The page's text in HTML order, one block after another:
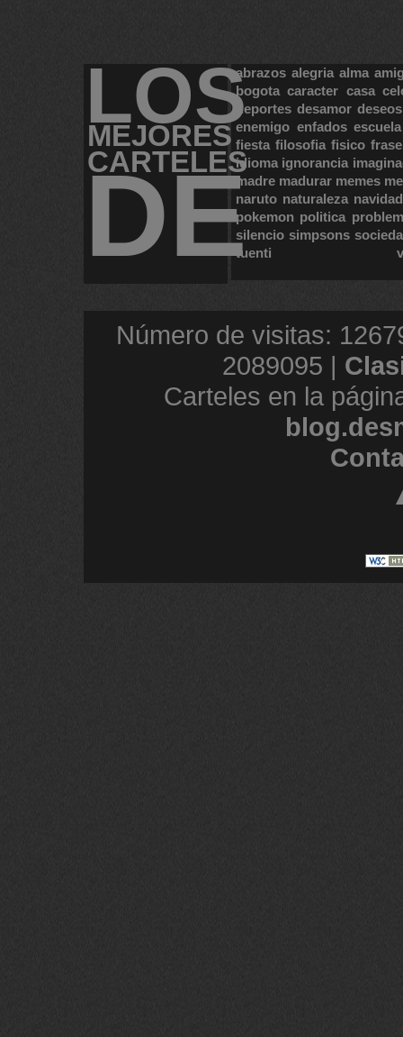
LOS
MEJORES
CARTELES
DE
abrazos alegria alma
bogota caracter casa
deportes desamor deseos
enemigo enfados escuela
fiesta filosofia fisico
idioma ignorancia
madre madurar memes
naruto naturaleza navidad
pokemon politica
silencio simpsons
tuenti
Número de visitas:
2089095 |
Carteles en la